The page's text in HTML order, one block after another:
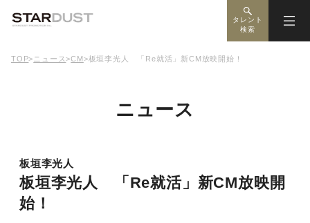
タレント
検索
TOP> ニュース>CM>板垣李光人 「Re就活」新CM放映開始！
ニュース
板垣李光人
板垣李光人 「Re就活」新CM放映開
始！